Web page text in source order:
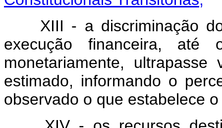
XIII - a discriminação
execução financeira, até
monetariamente,
estimado, informando o
observado o que estabelece